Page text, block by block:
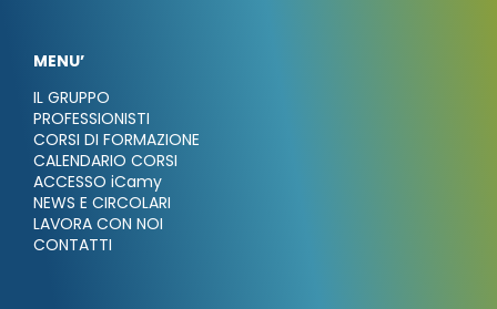
MENU’
IL GRUPPO
PROFESSIONISTI
CORSI DI FORMAZIONE
CALENDARIO CORSI
ACCESSO iCamy
NEWS E CIRCOLARI
LAVORA CON NOI
CONTATTI